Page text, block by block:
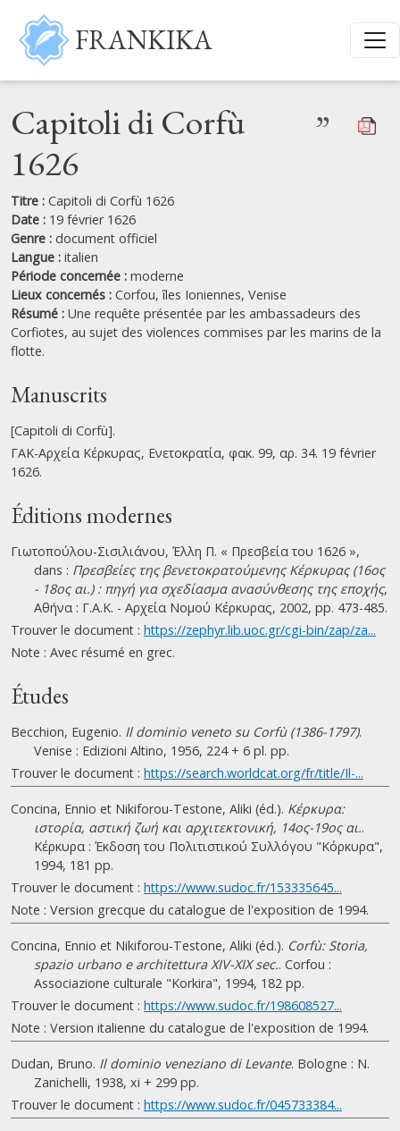
Aller au contenu principal
FRANKIKA
Capitoli di Corfù
1626
”
Titre : Capitoli di Corfù 1626
Date : 19 février 1626
Genre : document officiel
Langue : italien
Période concernée : moderne
Lieux concernés : Corfou,îles Ioniennes, Venise
Résumé : Une requête présentée par les ambassadeurs des
Corfiotes, au sujet des violences commises par les marins de la
flotte.
Manuscrits
[Capitoli di Corfù].
ΓΑΚ-Αρχεία Κέρκυρας, Ενετοκρατία, φακ. 99, αρ. 34. 19 février
1626.
Éditions modernes
Γιωτοπούλου-Σισιλιάνου, Έλλη Π. « Πρεσβεία του 1626 »,
dans : Πρεσβείες της βενετοκρατούμενης Κέρκυρας (16ος
- 18ος αι.) : πηγή για σχεδίασμα ανασύνθεσης της εποχής,
Αθήνα : Γ.Α.Κ. - Αρχεία Νομού Κέρκυρας, 2002, pp. 473-485.
Trouver le document : https://zephyr.lib.uoc.gr/cgi-bin/zap/za...
Note : Avec résumé en grec.
Études
Becchion, Eugenio. Il dominio veneto su Corfù (1386-1797).
Venise : Edizioni Altino, 1956, 224 + 6 pl. pp.
Trouver le document : https://search.worldcat.org/fr/title/Il-...
Concina, Ennio et Nikiforou-Testone, Aliki (éd.). Κέρκυρα:
ιστορία, αστική ζωή και αρχιτεκτονική, 14ος-19ος αι..
Κέρκυρα : Έκδοση του Πολιτιστικού Συλλόγου "Κόρκυρα",
1994, 181 pp.
Trouver le document : https://www.sudoc.fr/153335645...
Note : Version grecque du catalogue de l'exposition de 1994.
Concina, Ennio et Nikiforou-Testone, Aliki (éd.). Corfù: Storia,
spazio urbano e architettura XIV-XIX sec.. Corfou :
Associazione culturale "Korkira", 1994, 182 pp.
Trouver le document : https://www.sudoc.fr/198608527...
Note : Version italienne du catalogue de l'exposition de 1994.
Dudan, Bruno. Il dominio veneziano di Levante. Bologne : N.
Zanichelli, 1938, xi + 299 pp.
Trouver le document : https://www.sudoc.fr/045733384...